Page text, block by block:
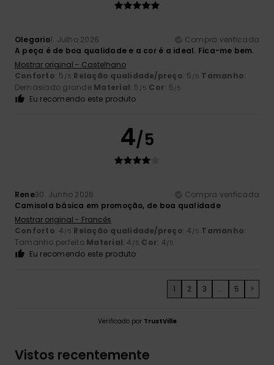
Olegario1. Julho 2026
Compra verificada
A peça é de boa qualidade e a cor é a ideal. Fica-me bem.
Mostrar original - Castelhano
Conforto: 5 /5 Relação qualidade/preço: 5 /5 Tamanho:
Demasiado grande Material: 5 /5 Cor: 5/5
Eu recomendo este produto
4/5
Rene30. Junho 2026
Compra verificada
Camisola básica em promoção, de boa qualidade
Mostrar original - Francês
Conforto: 4 /5 Relação qualidade/preço: 4 /5 Tamanho:
Tamanho perfeito Material: 4 /5 Cor: 4/5
Eu recomendo este produto
1 2 3 ... 5 >
Verificado por TrustVille
Vistos recentemente